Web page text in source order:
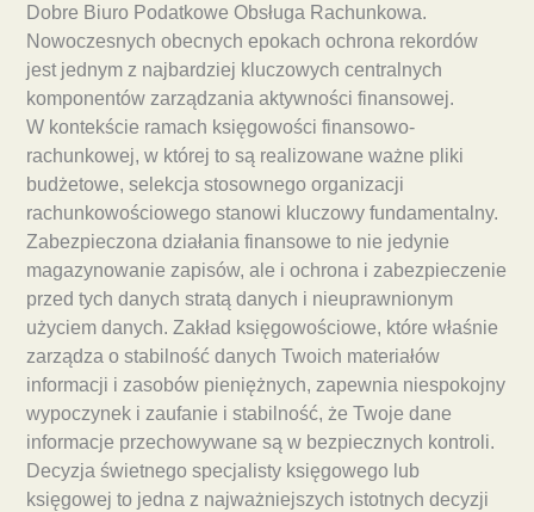
Dobre Biuro Podatkowe Obsługa Rachunkowa.
Nowoczesnych obecnych epokach ochrona rekordów
jest jednym z najbardziej kluczowych centralnych
komponentów zarządzania aktywności finansowej.
W kontekście ramach księgowości finansowo-
rachunkowej, w której to są realizowane ważne pliki
budżetowe, selekcja stosownego organizacji
rachunkowościowego stanowi kluczowy fundamentalny.
Zabezpieczona działania finansowe to nie jedynie
magazynowanie zapisów, ale i ochrona i zabezpieczenie
przed tych danych stratą danych i nieuprawnionym
użyciem danych. Zakład księgowościowe, które właśnie
zarządza o stabilność danych Twoich materiałów
informacji i zasobów pieniężnych, zapewnia niespokojny
wypoczynek i zaufanie i stabilność, że Twoje dane
informacje przechowywane są w bezpiecznych kontroli.
Decyzja świetnego specjalisty księgowego lub
księgowej to jedna z najważniejszych istotnych decyzji